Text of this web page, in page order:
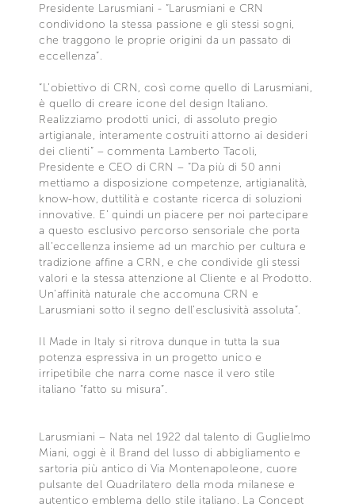
Presidente Larusmiani - “Larusmiani e CRN
condividono la stessa passione e gli stessi sogni,
che traggono le proprie origini da un passato di
eccellenza”.
“L’obiettivo di CRN, così come quello di Larusmiani,
è quello di creare icone del design Italiano.
Realizziamo prodotti unici, di assoluto pregio
artigianale, interamente costruiti attorno ai desideri
dei clienti” – commenta Lamberto Tacoli,
Presidente e CEO di CRN – “Da più di 50 anni
mettiamo a disposizione competenze, artigianalità,
know-how, duttilità e costante ricerca di soluzioni
innovative. E’ quindi un piacere per noi partecipare
a questo esclusivo percorso sensoriale che porta
all’eccellenza insieme ad un marchio per cultura e
tradizione affine a CRN, e che condivide gli stessi
valori e la stessa attenzione al Cliente e al Prodotto.
Un’affinità naturale che accomuna CRN e
Larusmiani sotto il segno dell’esclusività assoluta”.
Il Made in Italy si ritrova dunque in tutta la sua
potenza espressiva in un progetto unico e
irripetibile che narra come nasce il vero stile
italiano “fatto su misura”.
Larusmiani – Nata nel 1922 dal talento di Guglielmo
Miani, oggi è il Brand del lusso di abbigliamento e
sartoria più antico di Via Montenapoleone, cuore
pulsante del Quadrilatero della moda milanese e
autentico emblema dello stile italiano. La Concept